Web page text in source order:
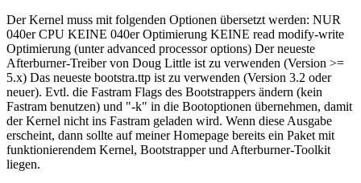
Der Kernel muss mit folgenden Optionen übersetzt werden: NUR
040er CPU KEINE 040er Optimierung KEINE read modify-write
Optimierung (unter advanced processor options) Der neueste
Afterburner-Treiber von Doug Little ist zu verwenden (Version >=
5.x) Das neueste bootstra.ttp ist zu verwenden (Version 3.2 oder
neuer). Evtl. die Fastram Flags des Bootstrappers ändern (kein
Fastram benutzen) und "-k" in die Bootoptionen übernehmen, damit
der Kernel nicht ins Fastram geladen wird. Wenn diese Ausgabe
erscheint, dann sollte auf meiner Homepage bereits ein Paket mit
funktionierendem Kernel, Bootstrapper und Afterburner-Toolkit
liegen.